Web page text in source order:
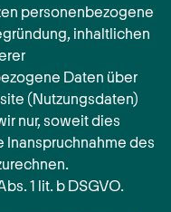
personenbezogene
inhaltlichen
Daten über
(Nutzungsdaten)
nur, soweit dies
Inanspruchnahme des
1 lit. b DSGVO.